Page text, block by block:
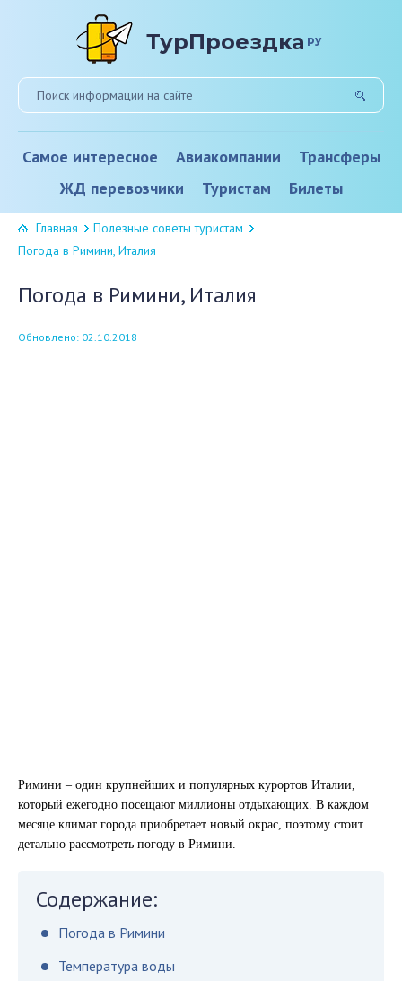
ТурПроездка ру
Самое интересное Авиакомпании
Трансферы
ЖД перевозчики
Туристам Билеты
Главная
Полезные советы туристам
Погода в Римини, Италия
Погода в Римини, Италия
Обновлено: 02.10.2018
Римини – один крупнейших и популярных курортов Италии,
который ежегодно посещают миллионы отдыхающих. В каждом
месяце климат города приобретает новый окрас, поэтому стоит
детально рассмотреть погоду в Римини.
Содержание:
Погода в Римини
Температура воды